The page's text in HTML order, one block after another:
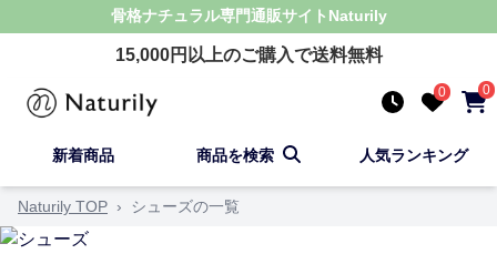
骨格ナチュラル専門通販サイト Naturily
15,000円以上のご購入で送料無料
0 0
新着商品 商品を検索 人気ランキング
Naturily TOP › シューズの一覧